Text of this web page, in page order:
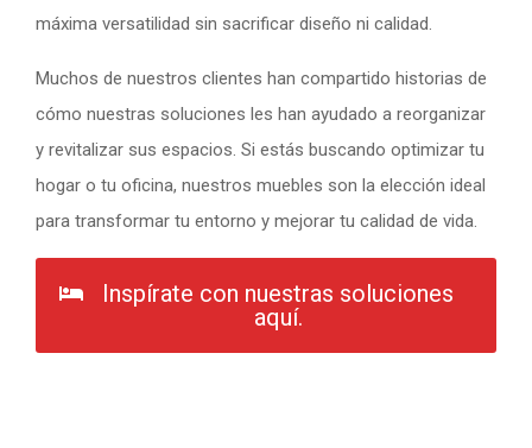
máxima versatilidad sin sacrificar diseño ni calidad.
Muchos de nuestros clientes han compartido historias de
cómo nuestras soluciones les han ayudado a reorganizar
y revitalizar sus espacios. Si estás buscando optimizar tu
hogar o tu oficina, nuestros muebles son la elección ideal
para transformar tu entorno y mejorar tu calidad de vida.
Inspírate con nuestras soluciones
aquí.